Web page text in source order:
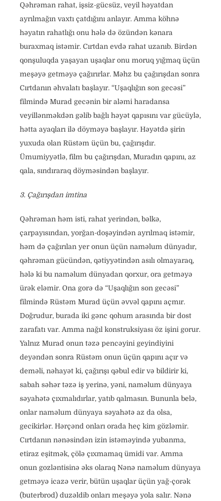
Qəhrəman rahat, işsiz-gücsüz, veyil həyatdan
ayrılmağın vaxtı çatdığını anlayır. Amma köhnə
həyatın rahatlığı onu hələ də özündən kənara
buraxmaq istəmir. Cırtdan evdə rahat uzanıb. Birdən
qonşuluqda yaşayan uşaqlar onu moruq yığmaq üçün
meşəyə getməyə çağırırlar. Məhz bu çağırışdan sonra
Cırtdanın əhvalatı başlayır. “Uşaqlığın son gecəsi”
filmində Murad gecənin bir aləmi haradansa
veyillənməkdən gəlib bağlı həyət qapısını var gücüylə,
hətta ayaqları ilə döyməyə başlayır. Həyətdə şirin
yuxuda olan Rüstəm üçün bu, çağırışdır.
Ümumiyyətlə, film bu çağırışdan, Muradın qapını, az
qala, sındıraraq döyməsindən başlayır.
3. Çağırışdan imtina
Qəhrəman həm isti, rahat yerindən, bəlkə,
çarpayısından, yorğan-doşəyindən ayrılmaq istəmir,
həm də çağırılan yer onun üçün naməlum dünyadır,
qəhrəman gücündən, qətiyyətindən asılı olmayaraq,
hələ ki bu naməlum dünyadan qorxur, ora getməyə
ürək eləmir. Ona gorə də “Uşaqlığın son gecəsi”
filmində Rüstəm Murad üçün əvvəl qapını açmır.
Doğrudur, burada iki gənc qohum arasında bir dost
zarafatı var. Amma nağıl konstruksiyası öz işini gorur.
Yalnız Murad onun təzə pencəyini geyindiyini
deyəndən sonra Rüstəm onun üçün qapını açır və
deməli, nəhayət ki, çağırışı qəbul edir və bildirir ki,
sabah səhər təzə iş yerinə, yəni, naməlum dünyaya
səyahətə çıxmalıdırlar, yatıb qalmasın. Bununla belə,
onlar naməlum dünyaya səyahətə az da olsa,
gecikirlər. Hərçənd onları orada heç kim gözləmir.
Cırtdanın nənəsindən izin istəməyində yubanma,
etiraz eşitmək, çölə çıxmamaq ümidi var. Amma
onun gozləntisinə əks olaraq Nənə naməlum dünyaya
getməyə icazə verir, bütün uşaqlar üçün yağ-çorək
(buterbrod) duzəldib onları meşəyə yola salır. Nənə